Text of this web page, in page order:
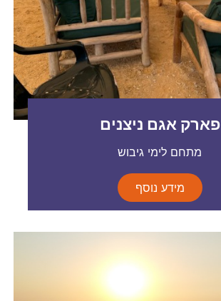
פארק אגם ניצנים
מתחם לימי גיבוש
מידע נוסף